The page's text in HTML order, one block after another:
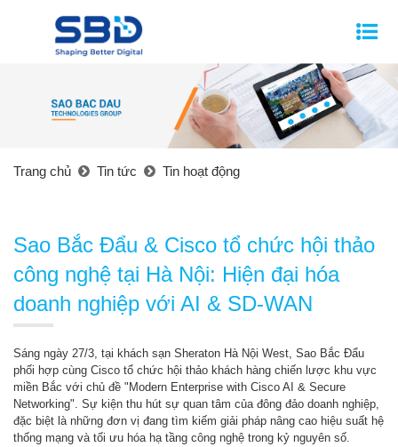
Trang chủ Tin tức Tin hoạt động
Sao Bắc Đẩu & Cisco tổ chức hội thảo
công nghệ tại Hà Nội: Hiện đại hóa
doanh nghiệp với AI & SD-WAN
Sáng ngày 27/3, tại khách sạn Sheraton Hà Nội West, Sao Bắc Đẩu
phối hợp cùng Cisco tổ chức hội thảo khách hàng chiến lược khu vực
miền Bắc với chủ đề "Modern Enterprise with Cisco AI & Secure
Networking". Sự kiện thu hút sự quan tâm của đông đảo doanh nghiệp,
đặc biệt là những đơn vị đang tìm kiếm giải pháp nâng cao hiệu suất hệ
thống mạng và tối ưu hóa hạ tầng công nghệ trong kỷ nguyên số.